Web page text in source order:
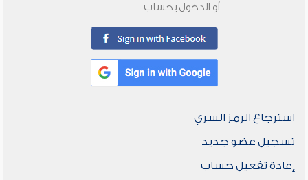
أو الدخول بحساب
استرجاع الرمز السري
تسجيل عضو جديد
إعادة تفعيل حساب